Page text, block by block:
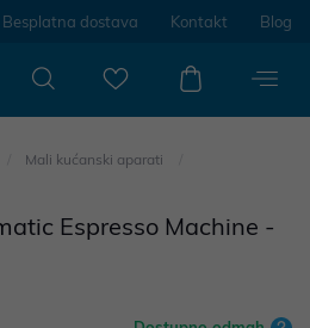
Besplatna dostava Kontakt Blog
Mali kućanski aparati
Espresso Machine -